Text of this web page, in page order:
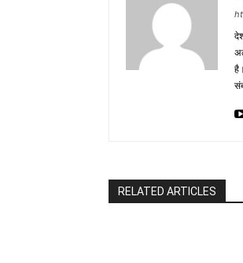
RELATED ARTICLES